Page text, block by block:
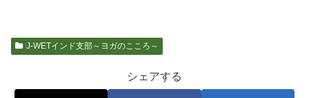
J-WETインド支部～ヨガのこころ～
シェアする